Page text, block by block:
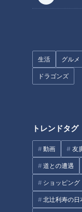
生活 グルメ
ドラゴンズ
トレンドタグ
動画 友
道との遭遇
ショッピング
北辻利寿の日
のフルーツパフェ
盛り盛りグル
ない味を届け